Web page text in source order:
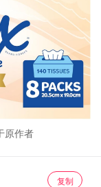
原作者
复制